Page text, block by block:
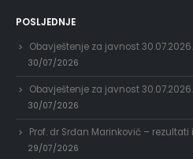
POSLJEDNJE
Obavještenje za javnost
30/07/2026
Obavještenje za javnost
30/07/2026
Prof. dr Srđan Marinković – rezultati
29/07/2026